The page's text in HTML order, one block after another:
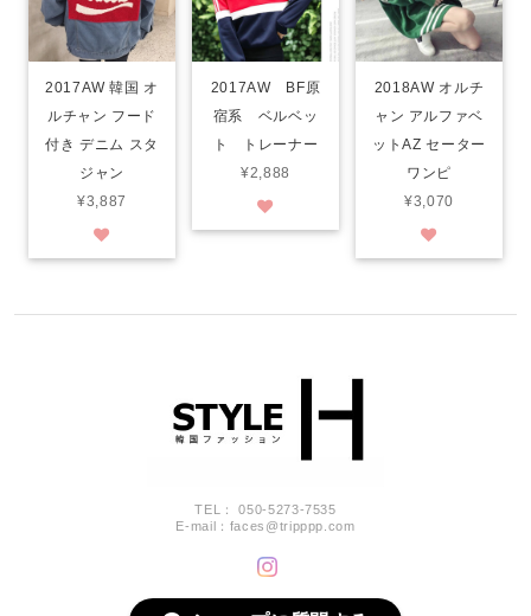
2017AW 韓国 オ
ルチャン フード
付き デニム スタ
ジャン
¥3,887
2017AW BF原
宿系 ベルベッ
ト トレーナー
¥2,888
2018AW オルチ
ャン アルファベ
ットAZ セーター
ワンピ
¥3,070
TEL： 050-5273-7535
E-mail： faces@tripppp.com